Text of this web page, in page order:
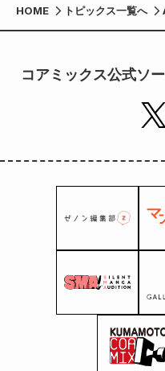
HOME トピックス一覧へ
コアミックス公式ソ